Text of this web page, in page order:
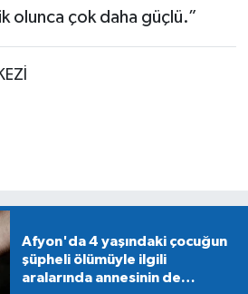
olunca çok daha güçlü.”
Afyon'da 4 yaşındaki çocuğun
şüpheli ölümüyle ilgili
aralarında annesinin de